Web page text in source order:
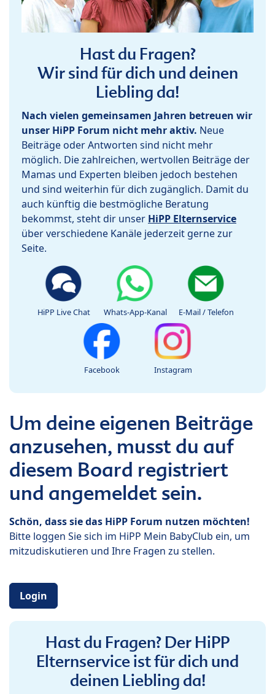
Hast du Fragen?
Wir sind für dich und deinen
Liebling da!
Nach vielen gemeinsamen Jahren betreuen wir
unser HiPP Forum nicht mehr aktiv. Neue
Beiträge oder Antworten sind nicht mehr
möglich. Die zahlreichen, wertvollen Beiträge der
Mamas und Experten bleiben jedoch bestehen
und sind weiterhin für dich zugänglich. Damit du
auch künftig die bestmögliche Beratung
bekommst, steht dir unser HiPP Elternservice
über verschiedene Kanäle jederzeit gerne zur
Seite.
HiPP Live Chat Whats-App-Kanal E-Mail / Telefon
Facebook Instagram
Um deine eigenen Beiträge
anzusehen, musst du auf
diesem Board registriert
und angemeldet sein.
Schön, dass sie das HiPP Forum nutzen möchten!
Bitte loggen Sie sich im HiPP Mein BabyClub ein, um
mitzudiskutieren und Ihre Fragen zu stellen.
Login
Hast du Fragen? Der HiPP
Elternservice ist für dich und
deinen Liebling da!